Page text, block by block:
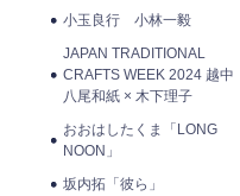
小玉良行 小林一毅
JAPAN TRADITIONAL
CRAFTS WEEK 2024 越中
八尾和紙 × 木下理子
おおはしたくま「LONG
NOON」
坂内拓「彼ら」